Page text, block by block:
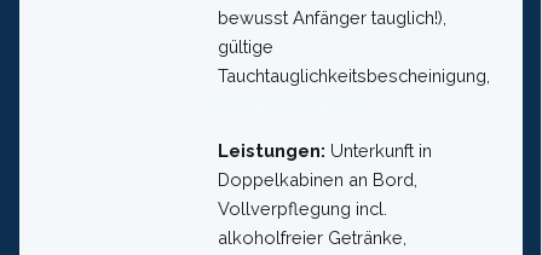
bewusst Anfänger tauglich!),
gültige
Tauchtauglichkeitsbescheinigung,
Leistungen: Unterkunft in
Doppelkabinen an Bord,
Vollverpflegung incl.
alkoholfreier Getränke,